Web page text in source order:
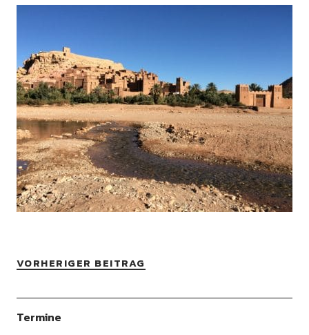
VORHERIGER BEITRAG
Termine